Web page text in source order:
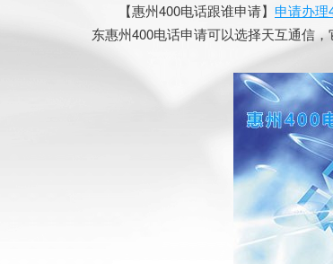
【惠州400电话跟谁申请】 申请办理
东惠州400电话申请可以选择天互通信